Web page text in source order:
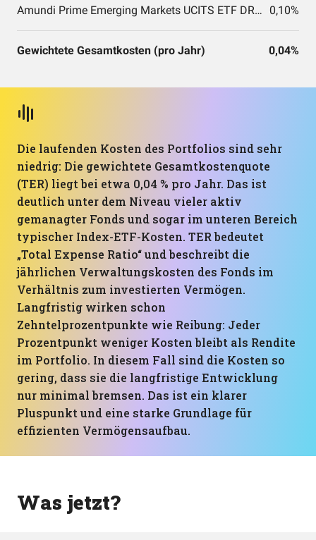
Amundi Prime Emerging Markets UCITS ETF DR (C) 0,10%
Gewichtete Gesamtkosten (pro Jahr) 0,04%
Die laufenden Kosten des Portfolios sind sehr
niedrig: Die gewichtete Gesamtkostenquote
(TER) liegt bei etwa 0,04 % pro Jahr. Das ist
deutlich unter dem Niveau vieler aktiv
gemanagter Fonds und sogar im unteren Bereich
typischer Index-ETF-Kosten. TER bedeutet
„Total Expense Ratio“ und beschreibt die
jährlichen Verwaltungskosten des Fonds im
Verhältnis zum investierten Vermögen.
Langfristig wirken schon
Zehntelprozentpunkte wie Reibung: Jeder
Prozentpunkt weniger Kosten bleibt als Rendite
im Portfolio. In diesem Fall sind die Kosten so
gering, dass sie die langfristige Entwicklung
nur minimal bremsen. Das ist ein klarer
Pluspunkt und eine starke Grundlage für
effizienten Vermögensaufbau.
Was jetzt?